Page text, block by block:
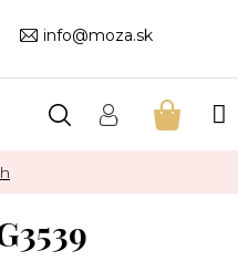
info@moza.sk